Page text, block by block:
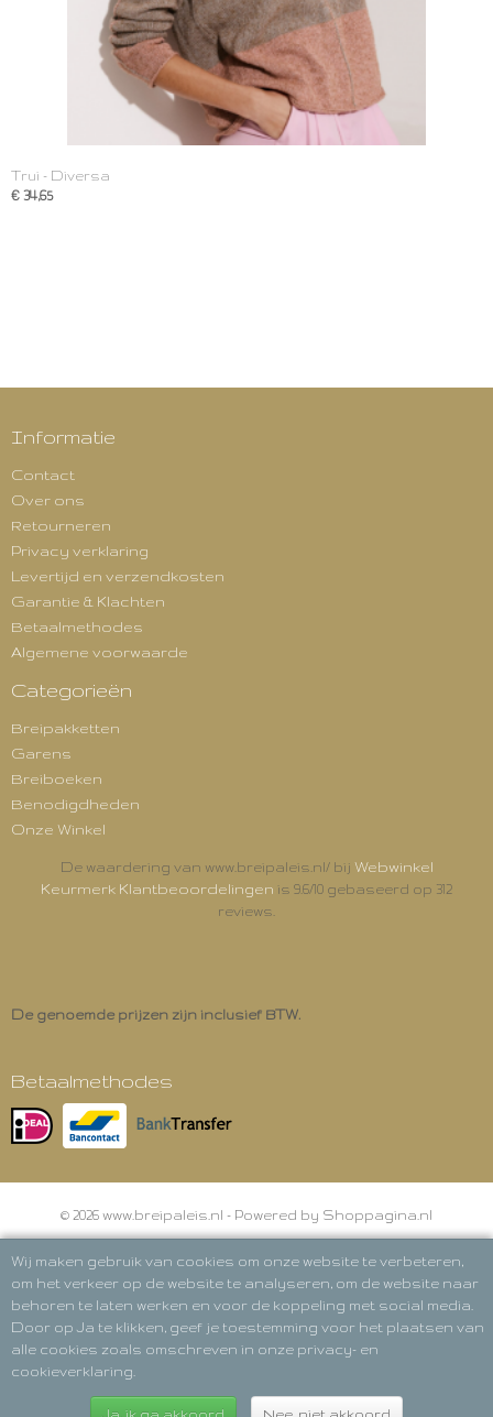
Trui - Diversa
€ 34,65
Informatie
Contact
Over ons
Retourneren
Privacy verklaring
Levertijd en verzendkosten
Garantie & Klachten
Betaalmethodes
Algemene voorwaarde
Categorieën
Breipakketten
Garens
Breiboeken
Benodigdheden
Onze Winkel
De waardering van www.breipaleis.nl/ bij Webwinkel
Keurmerk Klantbeoordelingen is 9.6/10 gebaseerd op 312
reviews.
De genoemde prijzen zijn inclusief BTW.
Betaalmethodes
© 2026 www.breipaleis.nl - Powered by Shoppagina.nl
Wij maken gebruik van cookies om onze website te verbeteren,
om het verkeer op de website te analyseren, om de website naar
behoren te laten werken en voor de koppeling met social media.
Door op Ja te klikken, geef je toestemming voor het plaatsen van
alle cookies zoals omschreven in onze privacy- en
cookieverklaring.